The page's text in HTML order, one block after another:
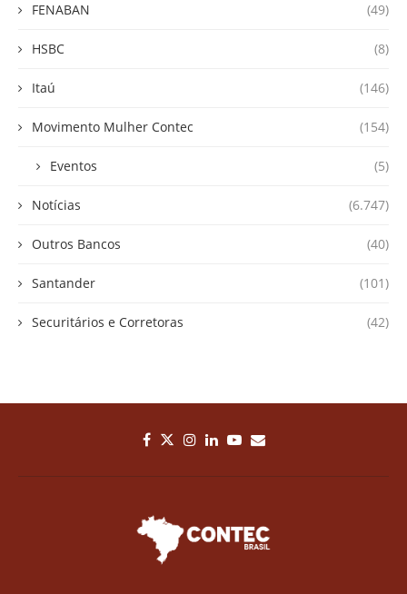
FENABAN (49)
HSBC (8)
Itaú (146)
Movimento Mulher Contec (154)
Eventos (5)
Notícias (6.747)
Outros Bancos (40)
Santander (101)
Securitários e Corretoras (42)